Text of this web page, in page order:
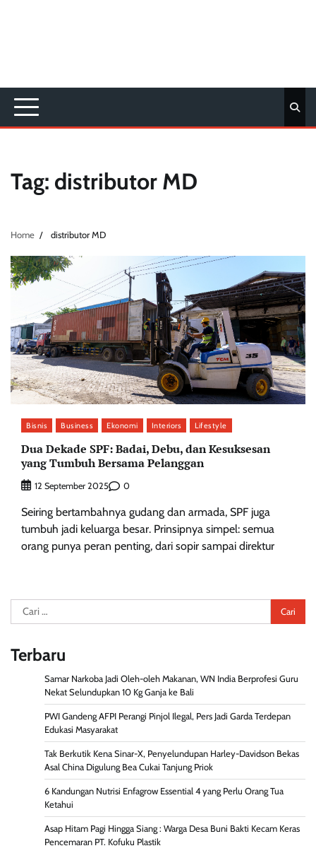
Tag: distributor MD
Home distributor MD
Bisnis Business Ekonomi Interiors Lifestyle
Dua Dekade SPF: Badai, Debu, dan Kesuksesan
yang Tumbuh Bersama Pelanggan
12 September 2025 0
Seiring bertambahnya gudang dan armada, SPF juga
tumbuh jadi keluarga besar. Prinsipnya simpel: semua
orang punya peran penting, dari sopir sampai direktur
Cari
untuk:
Terbaru
Samar Narkoba Jadi Oleh-oleh Makanan, WN India Berprofesi Guru
Nekat Selundupkan 10 Kg Ganja ke Bali
PWI Gandeng AFPI Perangi Pinjol Ilegal, Pers Jadi Garda Terdepan
Edukasi Masyarakat
Tak Berkutik Kena Sinar-X, Penyelundupan Harley-Davidson Bekas
Asal China Digulung Bea Cukai Tanjung Priok
6 Kandungan Nutrisi Enfagrow Essential 4 yang Perlu Orang Tua
Ketahui
Asap Hitam Pagi Hingga Siang : Warga Desa Buni Bakti Kecam Keras
Pencemaran PT. Kofuku Plastik